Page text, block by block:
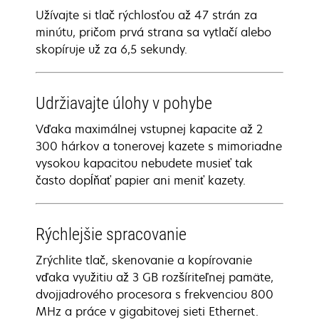
Užívajte si tlač rýchlosťou až 47 strán za
minútu, pričom prvá strana sa vytlačí alebo
skopíruje už za 6,5 sekundy.
Udržiavajte úlohy v pohybe
Vďaka maximálnej vstupnej kapacite až 2
300 hárkov a tonerovej kazete s mimoriadne
vysokou kapacitou nebudete musieť tak
často dopĺňať papier ani meniť kazety.
Rýchlejšie spracovanie
Zrýchlite tlač, skenovanie a kopírovanie
vďaka využitiu až 3 GB rozšíriteľnej pamäte,
dvojjadrového procesora s frekvenciou 800
MHz a práce v gigabitovej sieti Ethernet.